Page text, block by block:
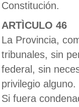
Constitución.
ARTÌCULO 46
La Provincia,
tribunales, sin
federal, sin
privilegio alguno.
Si fuera